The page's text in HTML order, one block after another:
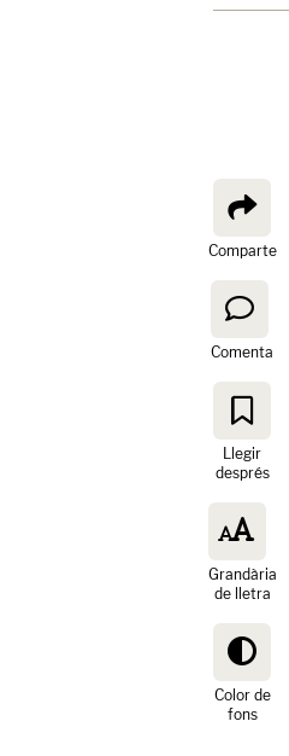
Comparte
Comenta
Llegir
després
Grandària
de lletra
Color de
fons